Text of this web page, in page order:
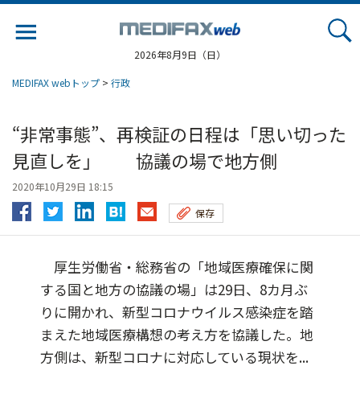
2026年8月9日（日）
MEDIFAX webトップ > 行政
“非常事態”、再検証の日程は「思い切った
見直しを」 協議の場で地方側
2020年10月29日 18:15
保存
厚生労働省・総務省の「地域医療確保に関
する国と地方の協議の場」は29日、8カ月ぶ
りに開かれ、新型コロナウイルス感染症を踏
まえた地域医療構想の考え方を協議した。地
方側は、新型コロナに対応している現状を...